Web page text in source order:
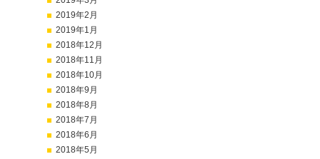
2019年2月
2019年1月
2018年12月
2018年11月
2018年10月
2018年9月
2018年8月
2018年7月
2018年6月
2018年5月